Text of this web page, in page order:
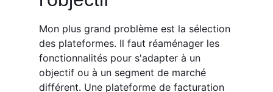
Mon plus grand problème est la sélection
des plateformes. Il faut réaménager les
fonctionnalités pour s'adapter à un
objectif ou à un segment de marché
différent. Une plateforme de facturation